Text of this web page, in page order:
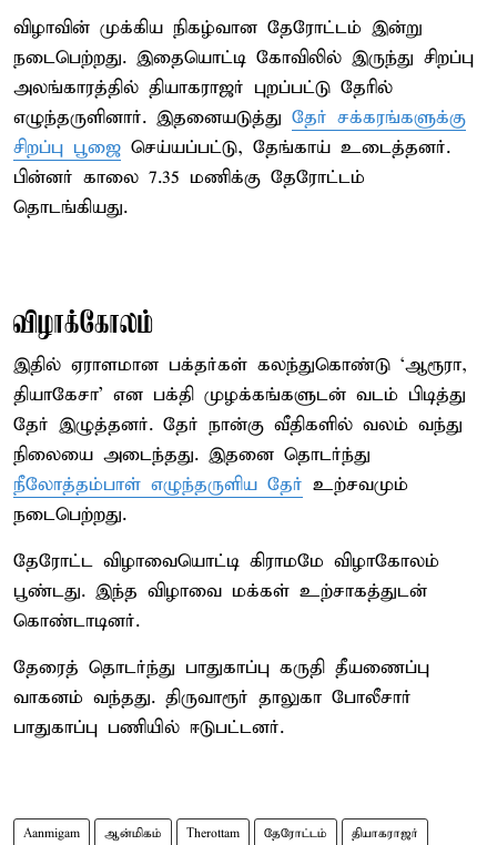
விழாவின் முக்கிய நிகழ்வான தேரோட்டம் இன்று
நடைபெற்றது. இதையொட்டி கோவிலில் இருந்து சிறப்பு
அலங்காரத்தில் தியாகராஜர் புறப்பட்டு தேரில்
எழுந்தருளினார். இதனையடுத்து தேர் சக்கரங்களுக்கு
சிறப்பு பூஜை செய்யப்பட்டு, தேங்காய் உடைத்தனர்.
பின்னர் காலை 7.35 மணிக்கு தேரோட்டம்
தொடங்கியது.
விழாக்கோலம்
இதில் ஏராளமான பக்தர்கள் கலந்துகொண்டு ‘ஆரூரா,
தியாகேசா’ என பக்தி முழக்கங்களுடன் வடம் பிடித்து
தேர் இழுத்தனர். தேர் நான்கு வீதிகளில் வலம் வந்து
நிலையை அடைந்தது. இதனை தொடர்ந்து
நீலோத்தம்பாள் எழுந்தருளிய தேர் உற்சவமும்
நடைபெற்றது.
தேரோட்ட விழாவையொட்டி கிராமமே விழாகோலம்
பூண்டது. இந்த விழாவை மக்கள் உற்சாகத்துடன்
கொண்டாடினர்.
தேரைத் தொடர்ந்து பாதுகாப்பு கருதி தீயணைப்பு
வாகனம் வந்தது. திருவாரூர் தாலுகா போலீசார்
பாதுகாப்பு பணியில் ஈடுபட்டனர்.
Aanmigam ஆன்மிகம் Therottam தேரோட்டம் தியாகராஜர்